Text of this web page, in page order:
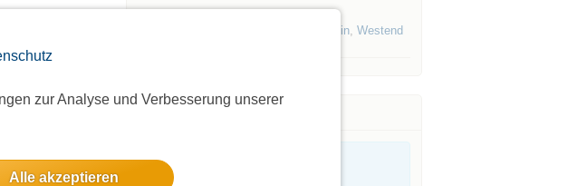
zur Analyse und Verbesserung unserer
Alle akzeptieren
Berlin, Westend
Mitglieder sichtbar.